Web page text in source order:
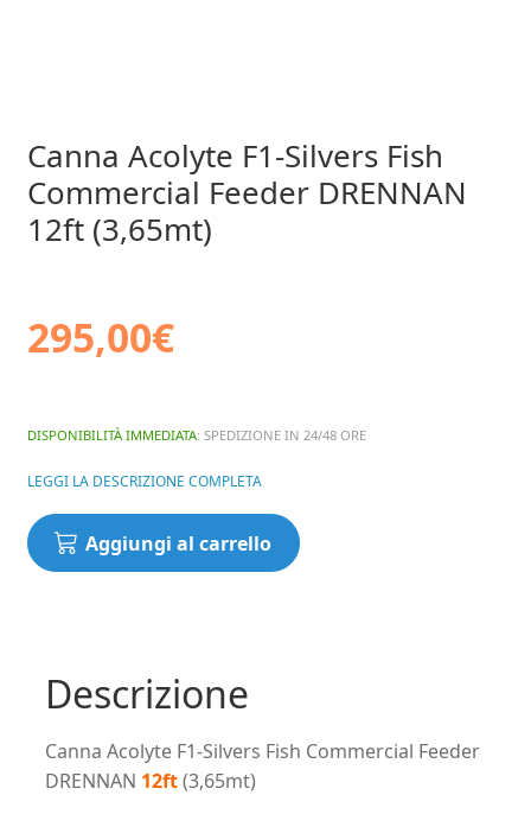
Canna Acolyte F1-Silvers Fish
Commercial Feeder DRENNAN
12ft (3,65mt)
295,00€
DISPONIBILITÀ IMMEDIATA: SPEDIZIONE IN 24/48 ORE
LEGGI LA DESCRIZIONE COMPLETA
Canna
Acolyte
Commercial
Feeder
12ft
(3,65mt)
Aggiungi al carrello
Descrizione
Canna Acolyte F1-Silvers Fish Commercial Feeder
DRENNAN 12ft(3,65mt)